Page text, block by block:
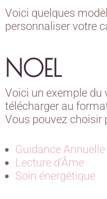
Voici quelques
personnaliser votre
NOEL
Voici un exemple du
télécharger au
Vous pouvez choisir
Guidance
Lecture d’Âme
Soin énergétique